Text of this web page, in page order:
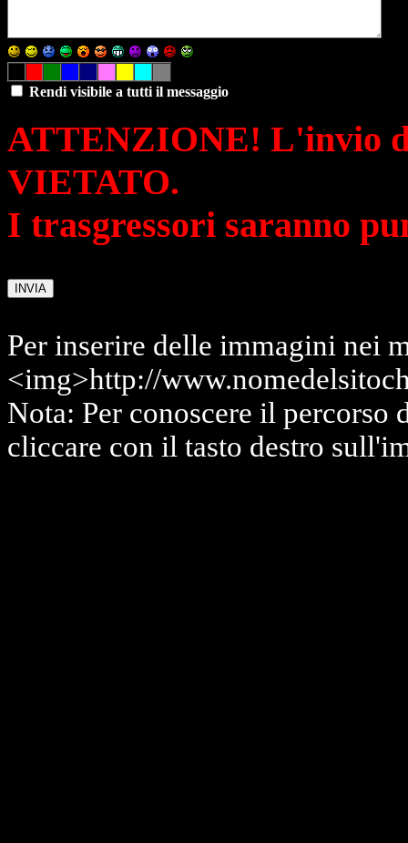
Rendi visibile a tutti il messaggio
ATTENZIONE! L'invio
VIETATO.
I trasgressori saranno
Per inserire delle immagini nei
<img>http://
Nota: Per conoscere il percorso
cliccare con il tasto destro